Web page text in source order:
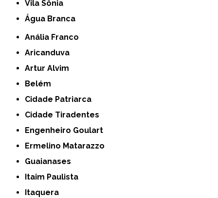
Vila Sônia
Água Branca
Anália Franco
Aricanduva
Artur Alvim
Belém
Cidade Patriarca
Cidade Tiradentes
Engenheiro Goulart
Ermelino Matarazzo
Guaianases
Itaim Paulista
Itaquera